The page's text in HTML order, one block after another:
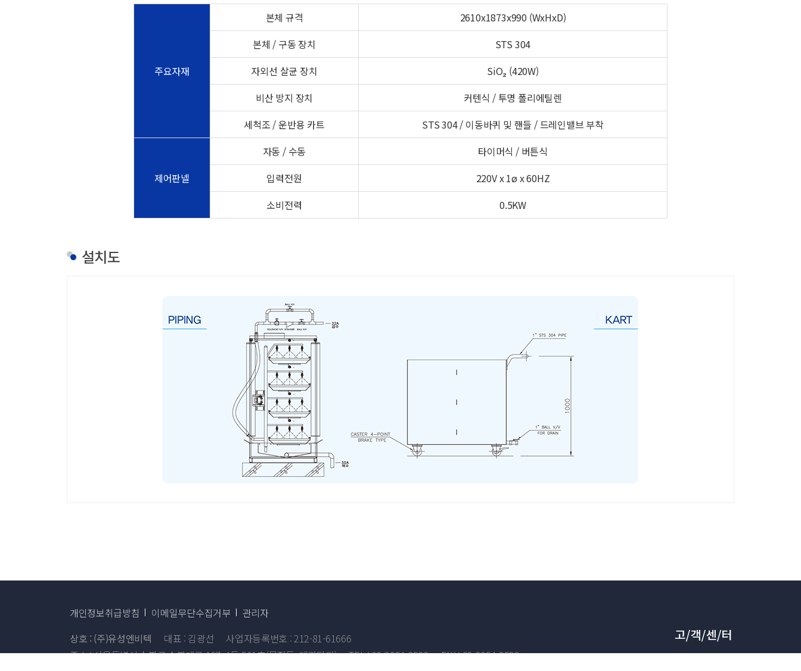
주요자재
본체 규격
2610x1873x990 (WxHxD)
본체 / 구동 장치
STS 304
자외선 살균 장치
SiO₂ (420W)
비산 방지 장치
커텐식 / 투명 폴리에틸렌
세척조 / 운반용 카트
STS 304 / 이동바퀴 및 핸들 / 드레인밸브 부착
제어판넬
자동 / 수동
타이머식 / 버튼식
입력전원
220V x 1ø x 60HZ
소비전력
0.5KW
설치도
개인정보취급방침 이메일무단수집거부
관리자
상호 : (주)유성엔비텍
대표 : 김광선
사업자등록번호 : 212-81-61666
주소 : 서울특별시 송파구 송파대로 167, A동 501호(문정동, 테라타워)
TEL : 02-2054-3522 FAX : 02-2054-3523